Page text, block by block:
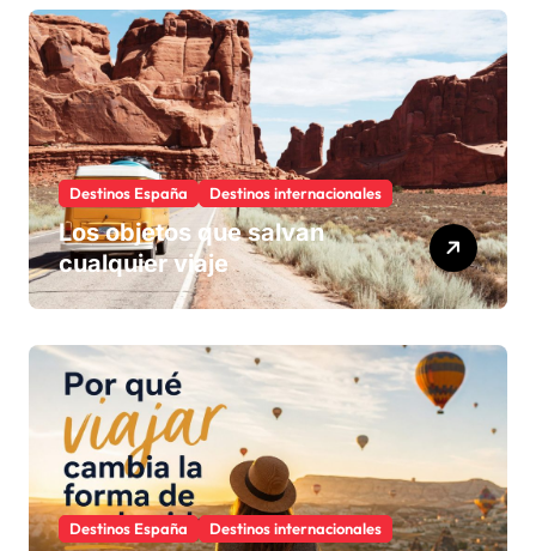
Destinos España Destinos internacionales
Los objetos que salvan
cualquier viaje
Destinos España Destinos internacionales